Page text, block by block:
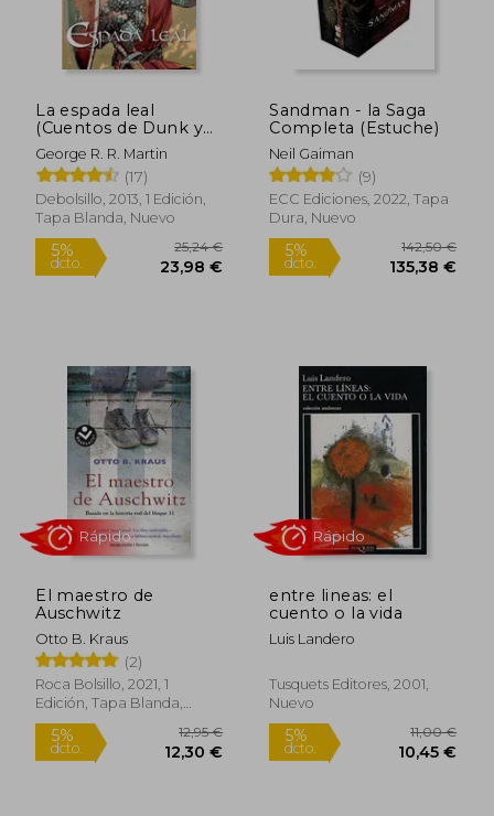
5%
dcto. 20,61 €
5%
dcto.
La espada leal
(Cuentos de Dunk y
Egg: El caballero de
los Siete Reinos 2)
George R. R. Martin
(17)
Debolsillo, 2013, 1 Edición,
Tapa Blanda, Nuevo
5%
Sandman - la Saga
Completa (Estuche)
Neil Gaiman
(9)
ECC Ediciones, 2022, Tapa
Dura, Nuevo
5%
El maestro de
Auschwitz
Otto B. Kraus
(2)
Roca Bolsillo, 2021, 1
Edición, Tapa Blanda,
Nuevo
entre lineas: el
cuento o la vida
Luis Landero
Tusquets Editores, 2001,
Nuevo